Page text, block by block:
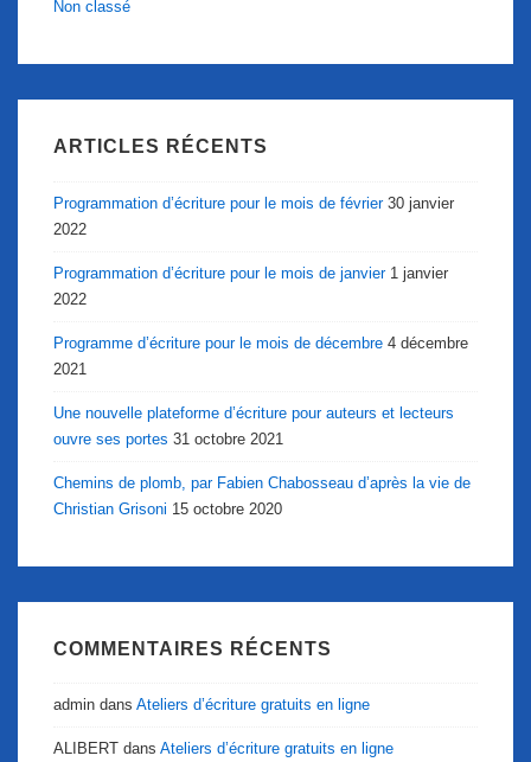
Non classé
ARTICLES RÉCENTS
Programmation d’écriture pour le mois de février 30 janvier
2022
Programmation d’écriture pour le mois de janvier 1 janvier
2022
Programme d’écriture pour le mois de décembre 4 décembre
2021
Une nouvelle plateforme d’écriture pour auteurs et lecteurs
ouvre ses portes 31 octobre 2021
Chemins de plomb, par Fabien Chabosseau d’après la vie de
Christian Grisoni 15 octobre 2020
COMMENTAIRES RÉCENTS
admin dans Ateliers d’écriture gratuits en ligne
ALIBERT dans Ateliers d’écriture gratuits en ligne